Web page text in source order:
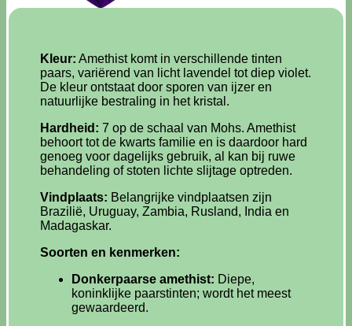
Kleur: Amethist komt in verschillende tinten
paars, variërend van licht lavendel tot diep violet.
De kleur ontstaat door sporen van ijzer en
natuurlijke bestraling in het kristal.
Hardheid: 7 op de schaal van Mohs. Amethist
behoort tot de kwarts familie en is daardoor hard
genoeg voor dagelijks gebruik, al kan bij ruwe
behandeling of stoten lichte slijtage optreden.
Vindplaats: Belangrijke vindplaatsen zijn
Brazilië, Uruguay, Zambia, Rusland, India en
Madagaskar.
Soorten en kenmerken:
Donkerpaarse amethist: Diepe,
koninklijke paarstinten; wordt het meest
gewaardeerd.